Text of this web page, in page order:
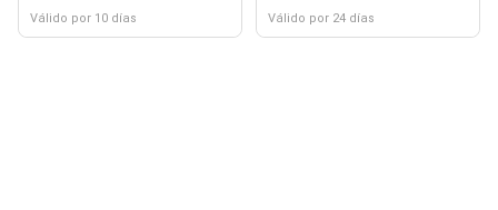
Válido por 10 días Válido por 24 días